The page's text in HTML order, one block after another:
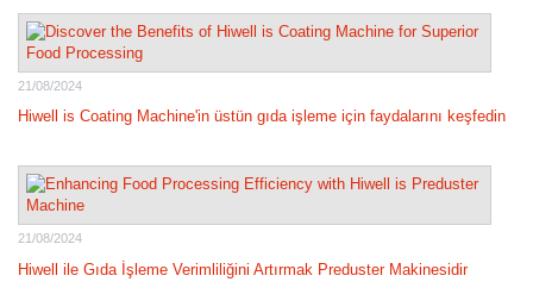
21/08/2024
Hiwell is Coating Machine'in üstün gıda işleme için faydalarını keşfedin
21/08/2024
Hiwell ile Gıda İşleme Verimliliğini Artırmak Preduster Makinesidir